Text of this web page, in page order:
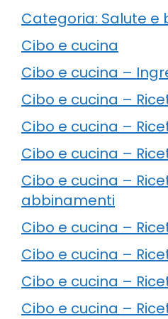
Categoria: Salute e
Cibo e cucina
Cibo e cucina –
Cibo e cucina –
Cibo e cucina –
Cibo e cucina –
Cibo e cucina –
abbinamenti
Cibo e cucina –
Cibo e cucina –
Cibo e cucina –
Cibo e cucina –